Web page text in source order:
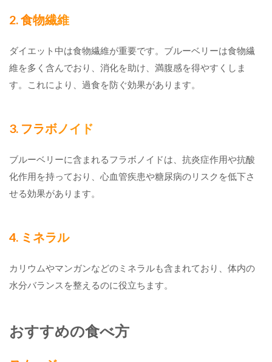
2. 食物繊維
ダイエット中は食物繊維が重要です。ブルーベリーは食物繊
維を多く含んでおり、消化を助け、満腹感を得やすくしま
す。これにより、過食を防ぐ効果があります。
3. フラボノイド
ブルーベリーに含まれるフラボノイドは、抗炎症作用や抗酸
化作用を持っており、心血管疾患や糖尿病のリスクを低下さ
せる効果があります。
4. ミネラル
カリウムやマンガンなどのミネラルも含まれており、体内の
水分バランスを整えるのに役立ちます。
おすすめの食べ方